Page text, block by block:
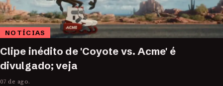
NOTÍCIAS
Clipe inédito de 'Coyote vs. Acme' é
divulgado; veja
07 de ago.